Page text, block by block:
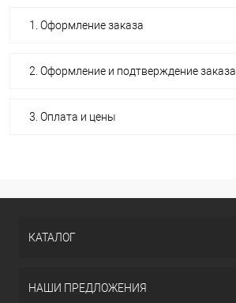
1. Оформление заказа
2. Оформление и подтверждение заказа
3. Оплата и цены
КАТАЛОГ
НАШИ ПРЕДЛОЖЕНИЯ